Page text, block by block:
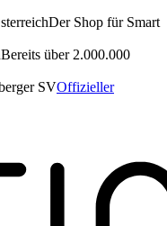
Der Shop für Smart
Bereits über 2.000.000
Offizieller